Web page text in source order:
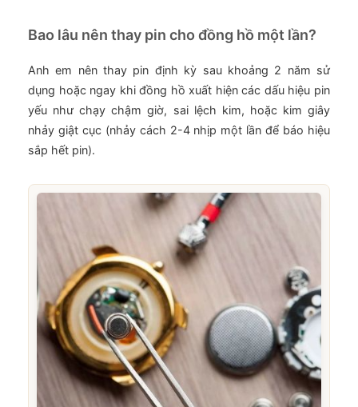
Bao lâu nên thay pin cho đồng hồ một lần?
Anh em nên thay pin định kỳ sau khoảng 2 năm sử
dụng hoặc ngay khi đồng hồ xuất hiện các dấu hiệu pin
yếu như chạy chậm giờ, sai lệch kim, hoặc kim giây
nhảy giật cục (nhảy cách 2-4 nhịp một lần để báo hiệu
sắp hết pin).